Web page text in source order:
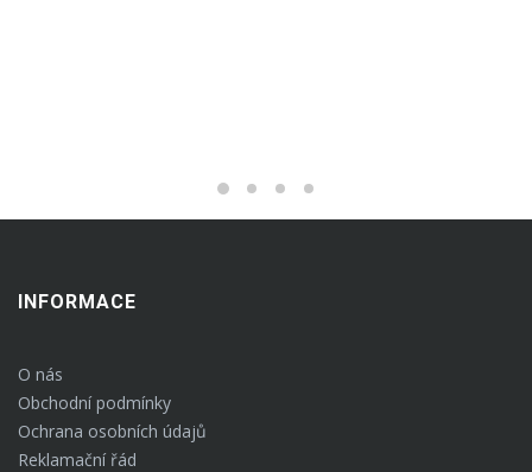
INFORMACE
O nás
Obchodní podmínky
Ochrana osobních údajů
Reklamační řád